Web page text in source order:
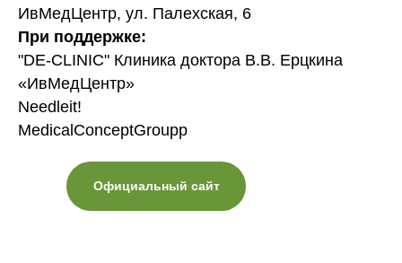
ИвМедЦентр, ул. Палехская, 6
При поддержке:
"DE-CLINIC" Клиника доктора В.В. Ерцкина
«ИвМедЦентр»
Needleit!
MedicalConceptGroupp
Официальный сайт